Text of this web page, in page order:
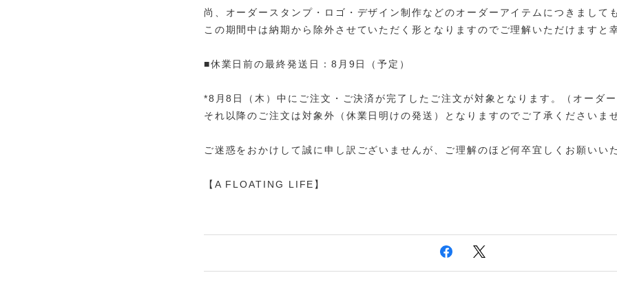
尚、オーダースタンプ・ロゴ・デザイン制作などのオーダーアイテムにつきましても
この期間中は納期から除外させていただく形となりますのでご理解いただけますと
■休業日前の最終発送日：8月9日（予定）
*8月8日（木）中にご注文・ご決済が完了したご注文が対象となります。（オーダー
それ以降のご注文は対象外（休業日明けの発送）となりますのでご了承くださいませ
ご迷惑をおかけして誠に申し訳ございませんが、ご理解のほど何卒宜しくお願いい
【A FLOATING LIFE】